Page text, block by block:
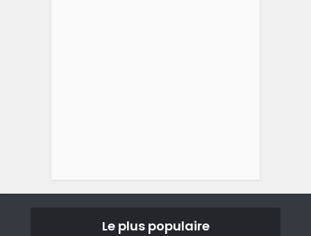
Le plus populaire